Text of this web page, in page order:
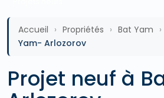
Accueil › Propriétés › Bat Yam ›
Yam- Arlozorov
Projet neuf à